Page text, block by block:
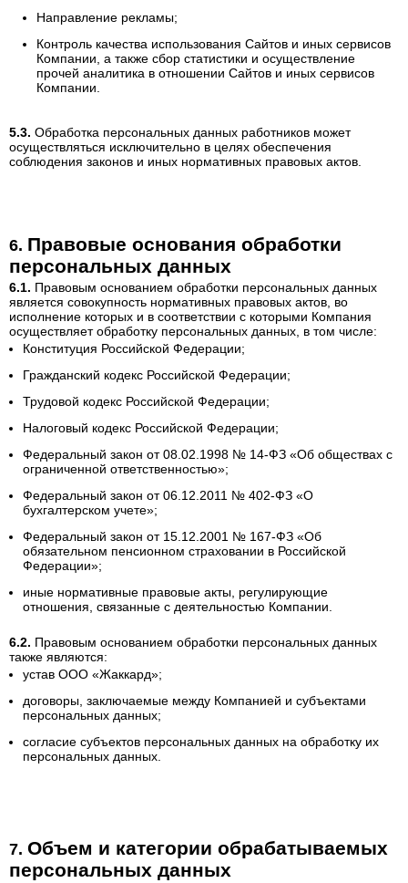
Направление рекламы;
Контроль качества использования Сайтов и иных сервисов
Компании, а также сбор статистики и осуществление
прочей аналитика в отношении Сайтов и иных сервисов
Компании.
Обработка персональных данных работников может
осуществляться исключительно в целях обеспечения
соблюдения законов и иных нормативных правовых актов.
Правовые основания обработки
персональных данных
Правовым основанием обработки персональных данных
является совокупность нормативных правовых актов, во
исполнение которых и в соответствии с которыми Компания
осуществляет обработку персональных данных, в том числе:
Конституция Российской Федерации;
Гражданский кодекс Российской Федерации;
Трудовой кодекс Российской Федерации;
Налоговый кодекс Российской Федерации;
Федеральный закон от 08.02.1998 № 14-ФЗ «Об обществах с
ограниченной ответственностью»;
Федеральный закон от 06.12.2011 № 402-ФЗ «О
бухгалтерском учете»;
Федеральный закон от 15.12.2001 № 167-ФЗ «Об
обязательном пенсионном страховании в Российской
Федерации»;
иные нормативные правовые акты, регулирующие
отношения, связанные с деятельностью Компании.
Правовым основанием обработки персональных данных
также являются:
устав ООО «Жаккард»;
договоры, заключаемые между Компанией и субъектами
персональных данных;
согласие субъектов персональных данных на обработку их
персональных данных.
Объем и категории обрабатываемых
персональных данных